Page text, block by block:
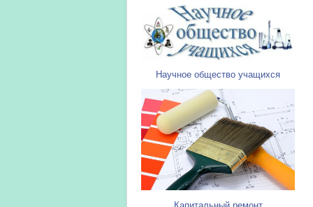
Научное общество учащихся